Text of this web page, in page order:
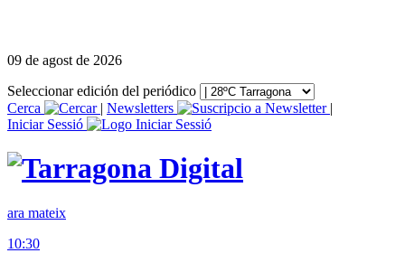
09 de agost de 2026
Seleccionar edición del periódico
Cerca
| Newsletters
|
Iniciar Sessió
ara mateix
10:30